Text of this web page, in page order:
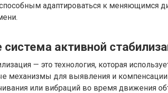
способным адаптироваться к меняющимся
система активной
— это технология, которая
механизмы для выявления и
или вибраций во время движения